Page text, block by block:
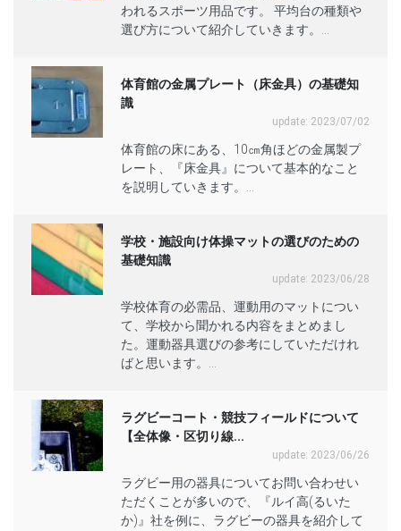
われるスポーツ用品です。 平均台の種類や
選び方について紹介していきます。...
体育館の金属プレート（床金具）の基礎知
識
update: 2023/07/02
体育館の床にある、10㎝角ほどの金属製プ
レート、『床金具』について基本的なこと
を説明していきます。...
学校・施設向け体操マットの選びのための
基礎知識
update: 2023/06/28
学校体育の必需品、運動用のマットについ
て、学校から聞かれる内容をまとめまし
た。運動器具選びの参考にしていただけれ
ばと思います。...
ラグビーコート・競技フィールドについて
【全体像・区切り線...
update: 2023/06/26
ラグビー用の器具についてお問い合わせい
ただくことが多いので、『ルイ高(るいた
か)』社を例に、ラグビーの器具を紹介して